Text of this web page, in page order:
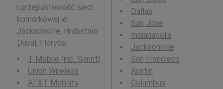
i przepustowość sieci
komórkowej w
Jacksonville, Hrabstwo
Duval, Floryda.
T-Mobile (inc. Sprint)
Union Wireless
AT&T Mobility
Dallas
San Jose
Indianapolis
Jacksonville
San Francisco
Austin
Columbus